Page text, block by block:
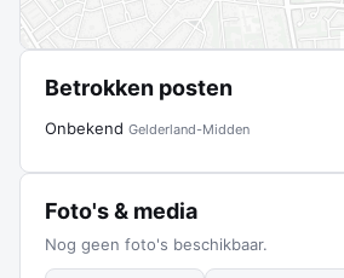
Betrokken posten
Onbekend Gelderland-Midden
Foto's & media
Nog geen foto's beschikbaar.